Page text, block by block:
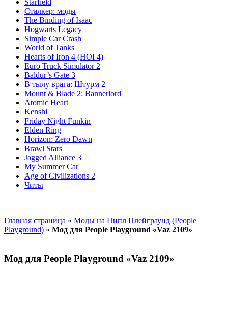
Starfield
Сталкер: моды
The Binding of Isaac
Hogwarts Legacy
Simple Car Crash
World of Tanks
Hearts of Iron 4 (HOI 4)
Euro Truck Simulator 2
Baldur’s Gate 3
В тылу врага: Штурм 2
Mount & Blade 2: Bannerlord
Atomic Heart
Kenshi
Friday Night Funkin
Elden Ring
Horizon: Zero Dawn
Brawl Stars
Jagged Alliance 3
My Summer Car
Age of Civilizations 2
Читы
Главная страница » Моды на Пипл Плейграунд (People
Playground) » Мод для People Playground «Vaz 2109»
Мод для People Playground «Vaz 2109»